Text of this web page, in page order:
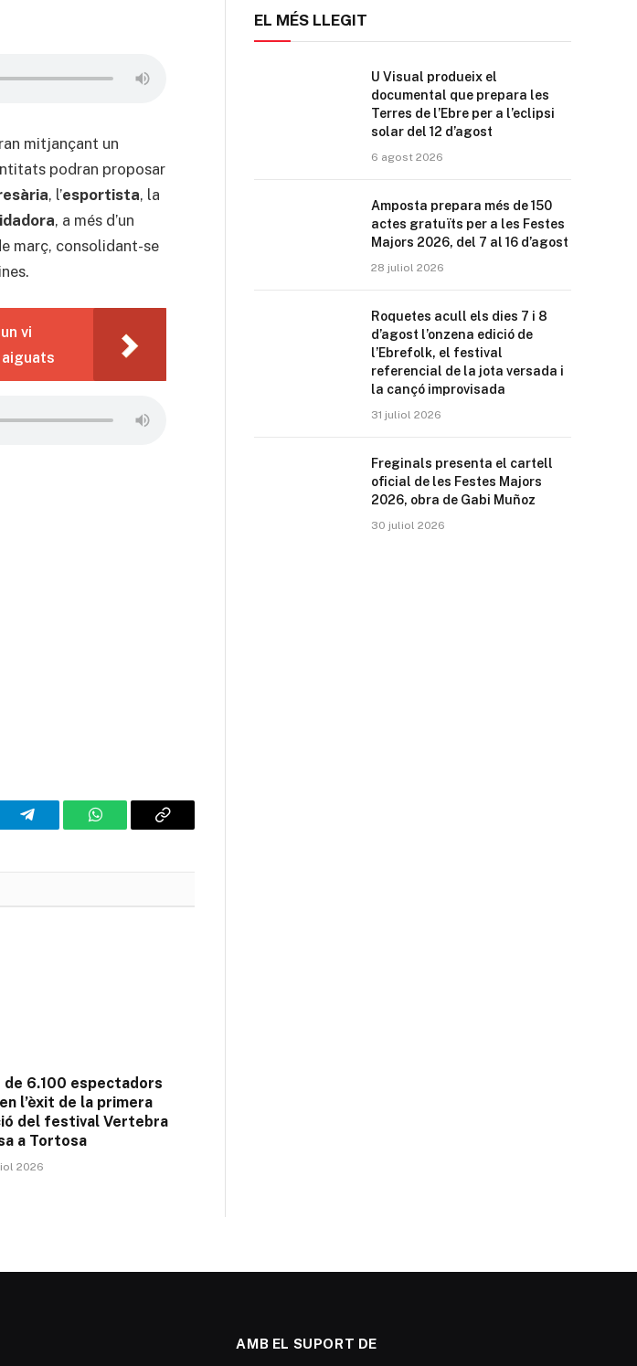
mitjançant un
podran proposar
, l’esportista, la
, a més d’un
març, consolidant-se
vi
Telegram WhatsAppCopia
de 6.100 espectadors
l’èxit de la primera
del festival Vertebra
a Tortosa
2026
EL MÉS LLEGIT
U Visual produeix el
documental que prepara les
Terres de l’Ebre per a l’eclipsi
solar del 12 d’agost
6 agost 2026
Amposta prepara més de 150
actes gratuïts per a les Festes
Majors 2026, del 7 al 16 d’agost
28 juliol 2026
Roquetes acull els dies 7 i 8
d’agost l’onzena edició de
l’Ebrefolk, el festival
referencial de la jota versada i
la cançó improvisada
31 juliol 2026
Freginals presenta el cartell
oficial de les Festes Majors
2026, obra de Gabi Muñoz
30 juliol 2026
AMB EL SUPORT DE